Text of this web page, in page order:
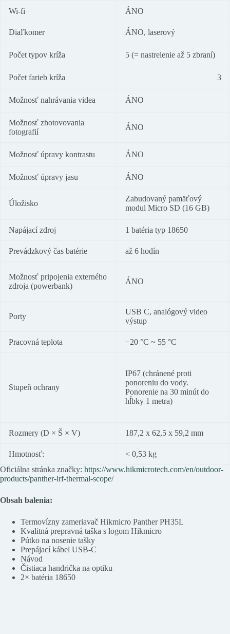
Wi-fi ÁNO
Diaľkomer ÁNO, laserový
Počet typov kríža 5 (= nastrelenie až 5 zbraní)
Počet farieb kríža 3
Možnosť nahrávania videa ÁNO
Možnosť zhotovovania
fotografií
ÁNO
Možnosť úpravy kontrastu ÁNO
Možnosť úpravy jasu ÁNO
Úložisko
Zabudovaný pamäťový
modul Micro SD (16 GB)
Napájací zdroj 1 batéria typ 18650
Prevádzkový čas batérie až 6 hodín
Možnosť pripojenia externého
zdroja (powerbank)
ÁNO
Porty
USB C, analógový video
výstup
Pracovná teplota −20 °C ~ 55 °C
Stupeň ochrany
IP67 (chránené proti
ponoreniu do vody.
Ponorenie na 30 minút do
hĺbky 1 metra)
Rozmery (D × Š × V) 187,2 x 62,5 x 59,2 mm
Hmotnosť:
< 0,53 kg
Oficiálna stránka značky: https://www.hikmicrotech.com/en/outdoor-
products/panther-lrf-thermal-scope/
Obsah balenia:
Termovízny zameriavač Hikmicro Panther PH35L
Kvalitná prepravná taška s logom Hikmicro
Pútko na nosenie tašky
Prepájací kábel USB-C
Návod
Čistiaca handrička na optiku
2× batéria 18650